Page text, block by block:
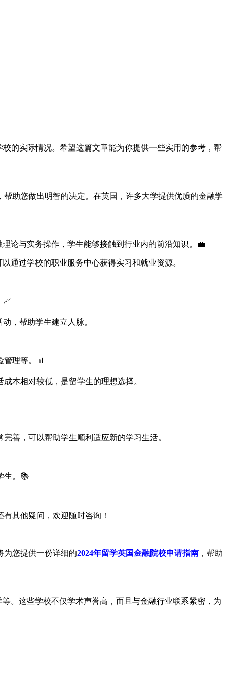
的实际情况。希望这篇文章能为你提供一些实用的参考，帮
，帮助您做出明智的决定。在英国，许多大学提供优质的金融学
论与实务操作，学生能够接触到行业内的前沿知识。💼
通过学校的职业服务中心获得实习和就业资源。
📈
，帮助学生建立人脉。
管理等。📊
本相对较低，是留学生的理想选择。
善，可以帮助学生顺利适应新的学习生活。
生。📚
其他疑问，欢迎随时咨询！
为您提供一份详细的2024年留学英国金融院校申请指南 ，帮助
。这些学校不仅学术声誉高，而且与金融行业联系紧密，为